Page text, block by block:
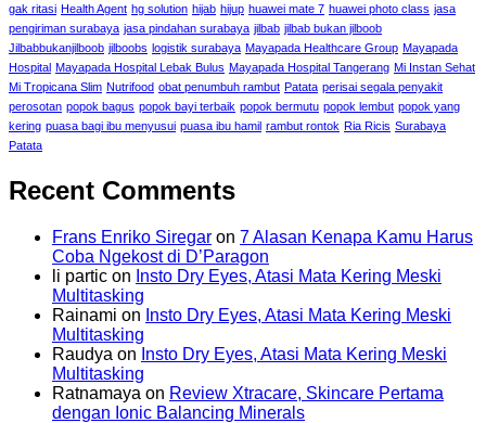
gak ritasi Health Agent hg solution hijab hijup huawei mate 7 huawei photo class jasa
pengiriman surabaya jasa pindahan surabaya jilbab jilbab bukan jilboob
Jilbabbukanjilboob jilboobs logistik surabaya Mayapada Healthcare Group Mayapada
Hospital Mayapada Hospital Lebak Bulus Mayapada Hospital Tangerang Mi Instan Sehat
Mi Tropicana Slim Nutrifood obat penumbuh rambut Patata perisai segala penyakit
perosotan popok bagus popok bayi terbaik popok bermutu popok lembut popok yang
kering puasa bagi ibu menyusui puasa ibu hamil rambut rontok Ria Ricis Surabaya
Patata
Recent Comments
Frans Enriko Siregar on 7 Alasan Kenapa Kamu Harus
Coba Ngekost di D’Paragon
li partic on Insto Dry Eyes, Atasi Mata Kering Meski
Multitasking
Rainami on Insto Dry Eyes, Atasi Mata Kering Meski
Multitasking
Raudya on Insto Dry Eyes, Atasi Mata Kering Meski
Multitasking
Ratnamaya on Review Xtracare, Skincare Pertama
dengan Ionic Balancing Minerals